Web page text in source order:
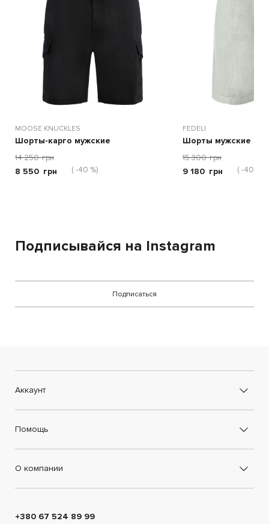
MOOSE KNUCKLES
Шорты-карго мужские
14 250 грн
8 550 грн ( -40 %)
FEDELI
Шорты мужские
15 300 грн
9 180 грн ( -40 %)
Подписывайся на Instagram
Подписаться
Аккаунт
Помощь
О компании
+380 67 524 89 99